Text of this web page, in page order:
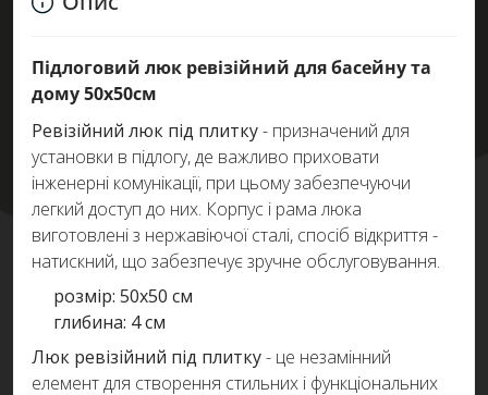
Підлоговий люк ревізійний для басейну та
дому 50х50см
Ревізійний люк під плитку- призначений для
установки в підлогу, де важливо приховати
інженерні комунікації, при цьому забезпечуючи
легкий доступ до них. Корпус і рама люка
виготовлені з нержавіючої сталі, спосіб відкриття -
натискний, що забезпечує зручне обслуговування.
розмір: 50х50 см
глибина: 4 см
Люк ревізійний під плитку- це незамінний
елемент для створення стильних і функціональних